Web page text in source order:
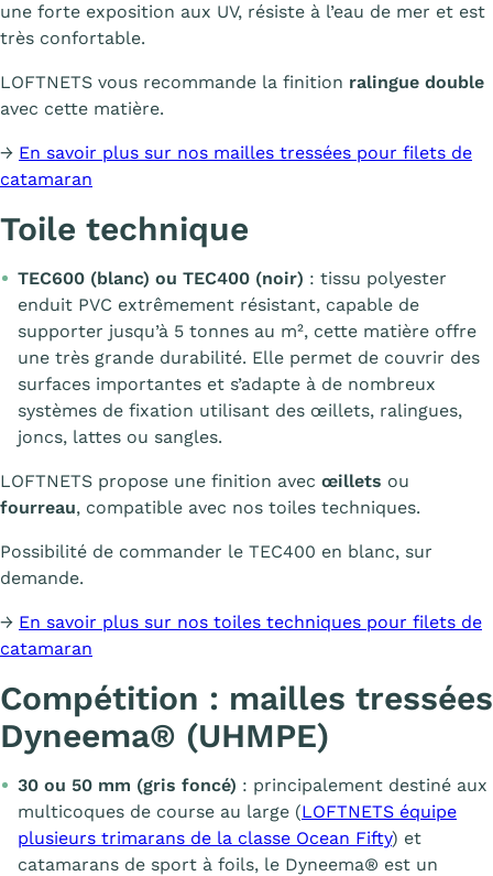
une forte exposition aux UV, résiste à l’eau de mer et est
très confortable.
LOFTNETS vous recommande la finition ralingue double
avec cette matière.
→ En savoir plus sur nos mailles tressées pour filets de
catamaran
Toile technique
TEC600 (blanc) ou TEC400 (noir) : tissu polyester
enduit PVC extrêmement résistant, capable de
supporter jusqu’à 5 tonnes au m², cette matière offre
une très grande durabilité. Elle permet de couvrir des
surfaces importantes et s’adapte à de nombreux
systèmes de fixation utilisant des œillets, ralingues,
joncs, lattes ou sangles.
LOFTNETS propose une finition avec œillets ou
fourreau, compatible avec nos toiles techniques.
Possibilité de commander le TEC400 en blanc, sur
demande.
→ En savoir plus sur nos toiles techniques pour filets de
catamaran
Compétition : mailles tressées
Dyneema® (UHMPE)
30 ou 50 mm (gris foncé) : principalement destiné aux
multicoques de course au large (LOFTNETS équipe
plusieurs trimarans de la classe Ocean Fifty) et
catamarans de sport à foils, le Dyneema® est un